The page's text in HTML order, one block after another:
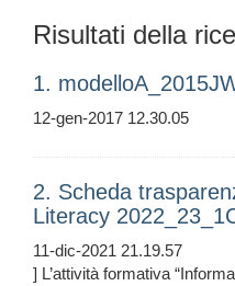
Risultati della
1.
12-gen-2017 12.30.05
2. Scheda
Literacy
11-dic-2021 21.19.57
] L’attività formativa